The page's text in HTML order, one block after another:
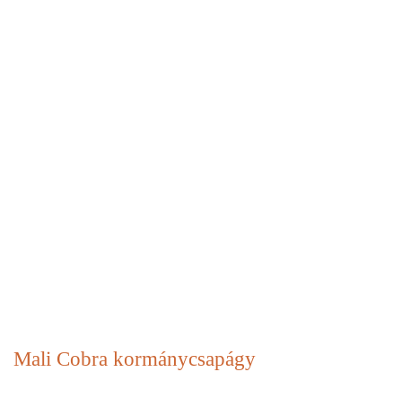
Mali Cobra kormánycsapágy